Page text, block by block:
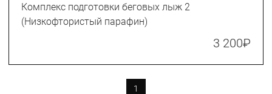
Комплекс подготовки беговых лыж 2
(Низкофтористый парафин)
3 200₽
1